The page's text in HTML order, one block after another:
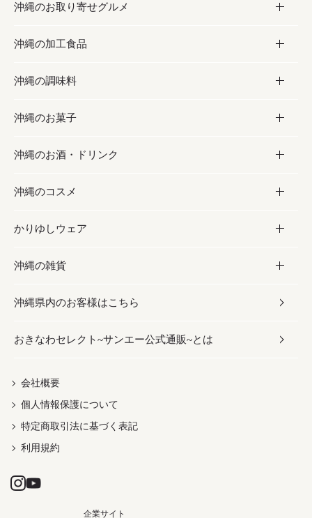
沖縄のお取り寄せグルメ
お取り寄せグルメ
フルーツ・野菜
お肉
海産物
沖縄の加工食品
加工食品
缶詰／パウチ
沖縄料理
沖縄そば／乾麺
レトルト食品
乾物／粉類
沖縄の調味料
調味料
砂糖／黒砂糖
塩
お酢／ドレッシング
しょうゆ
みそ
だし／スパイス／島唐辛子
沖縄のお菓子
お菓子
黒糖
ちんすこう
伝統菓子
スナック
おつまみ
紅芋
沖縄のお酒・ドリンク
お酒・ドリンク
泡盛
ビール・チューハイ
ワイン・ウィスキー・カクテル
ドリンク
茶葉
沖縄のコスメ
コスメ
スキンケア
ボディケア
ヘアケア
UVケア
かりゆしウェア
かりゆしウェア
メンズ
レディース
沖縄の雑貨
雑貨
沖縄ファッション
伝統工芸品
沖縄県内のお客様はこちら
おきなわセレクト~サンエー公式通販~とは
会社概要
個人情報保護について
特定商取引法に基づく表記
利用規約
企業サイト